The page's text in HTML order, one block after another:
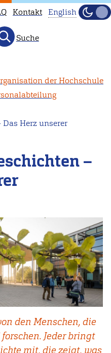
Kontakt
not
English.
to
our
instead.
English
Hell
Suche
der Hochschule
Herz unserer
–
den Menschen, die
Jeder bringt
mit, die zeigt, was